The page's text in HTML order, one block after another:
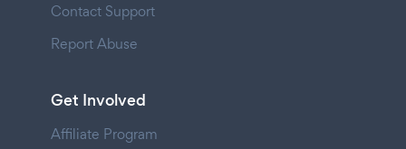
Contact Support
Report Abuse
Get Involved
Affiliate Program